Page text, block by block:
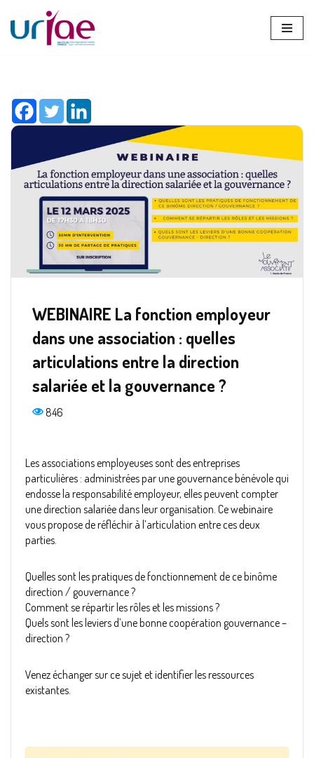
Aller
WEBINAIRE La fonction employeur
dans une association : quelles
articulations entre la direction
salariée et la gouvernance ?
846
Les associations employeuses sont des entreprises
particulières : administrées par une gouvernance bénévole qui
endosse la responsabilité employeur, elles peuvent compter
une direction salariée dans leur organisation. Ce webinaire
vous propose de réfléchir à l’articulation entre ces deux
parties.
Quelles sont les pratiques de fonctionnement de ce binôme
direction / gouvernance ?
Comment se répartir les rôles et les missions ?
Quels sont les leviers d’une bonne coopération gouvernance –
direction ?
Venez échanger sur ce sujet et identifier les ressources
existantes.